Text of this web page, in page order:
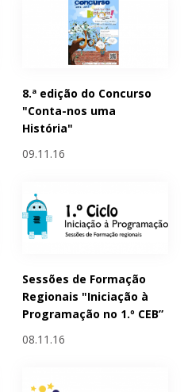
8.ª edição do Concurso
"Conta-nos uma
História"
09.11.16
Sessões de Formação
Regionais "Iniciação à
Programação no 1.º CEB”
08.11.16